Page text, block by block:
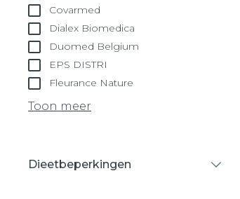
Covarmed
Dialex Biomedica
Duomed Belgium
EPS DISTRI
Fleurance Nature
Toon meer
Dieetbeperkingen